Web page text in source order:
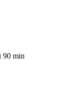
90 min